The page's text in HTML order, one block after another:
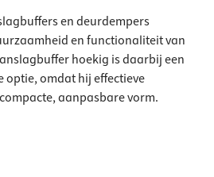
en deurdempers
en functionaliteit van
hoekig is daarbij een
optie, omdat hij effectieve
aanpasbare vorm.